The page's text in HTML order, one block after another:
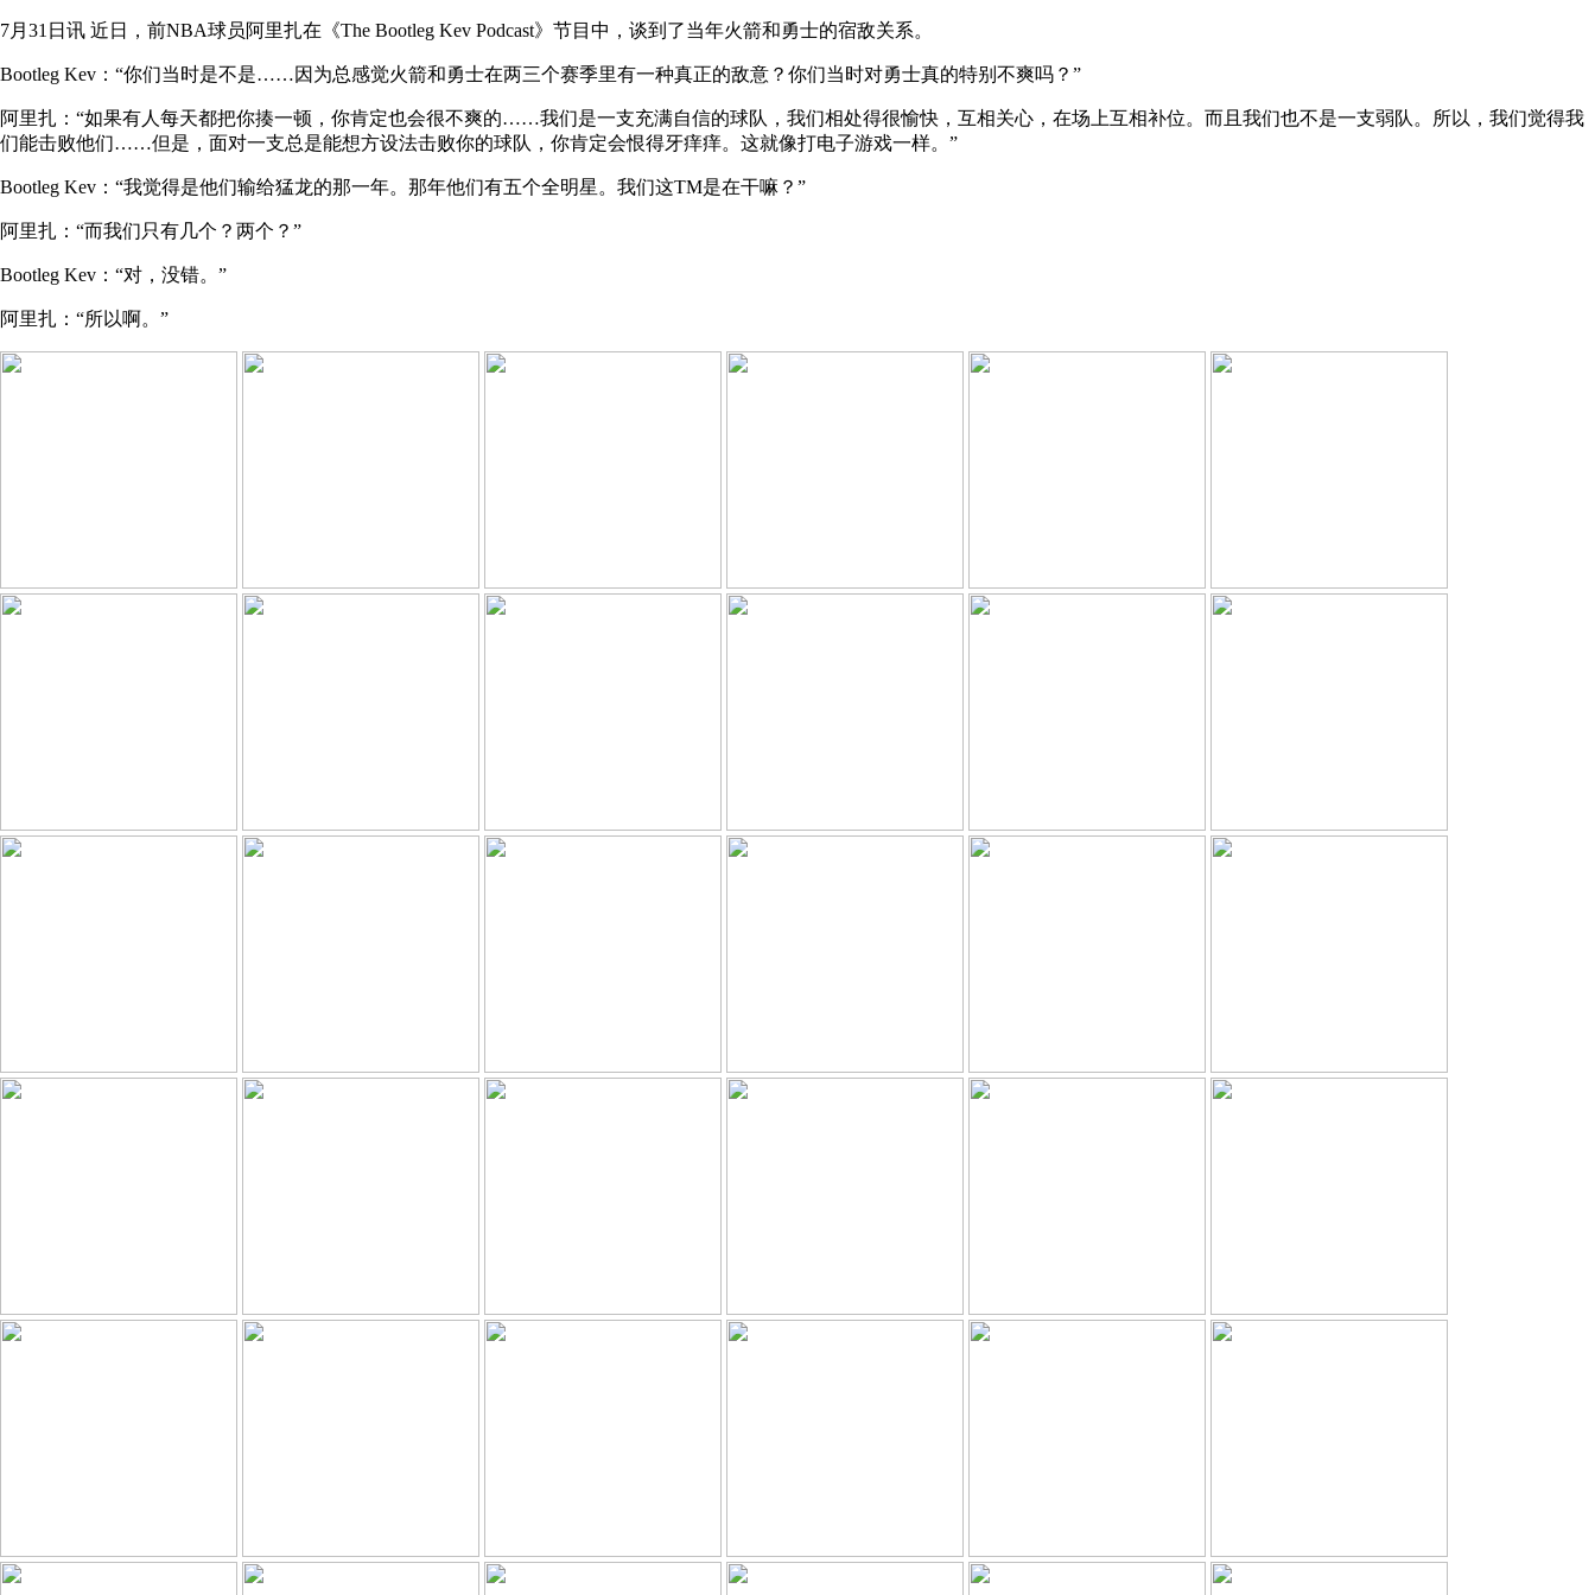
7月31日讯 近日，前NBA球员阿里扎在《The Bootleg Kev Podcast》节目中，谈到了当年火箭和勇士的宿敌关系。
Bootleg Kev：“你们当时是不是……因为总感觉火箭和勇士在两三个赛季里有一种真正的敌意？你们当时对勇士真的特别不爽吗？”
阿里扎：“如果有人每天都把你揍一顿，你肯定也会很不爽的……我们是一支充满自信的球队，我们相处得很愉快，互相关心，在场上互相补位。而且我们也不是一支弱队。所以，我们觉得我
们能击败他们……但是，面对一支总是能想方设法击败你的球队，你肯定会恨得牙痒痒。这就像打电子游戏一样。”
Bootleg Kev：“我觉得是他们输给猛龙的那一年。那年他们有五个全明星。我们这TM是在干嘛？”
阿里扎：“而我们只有几个？两个？”
Bootleg Kev：“对，没错。”
阿里扎：“所以啊。”